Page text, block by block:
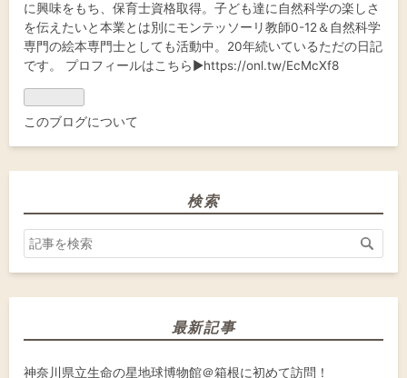
に興味をもち、保育士資格取得。子ども達に自然科学の楽しさ
を伝えたいと本業とは別にモンテッソーリ教師0-12＆自然科学
専門の絵本専門士としても活動中。20年続いているただの日記
です。 プロフィールはこちら▶https://onl.tw/EcMcXf8
このブログについて
検索
最新記事
神奈川県立生命の星地球博物館＠箱根に初めて訪問！